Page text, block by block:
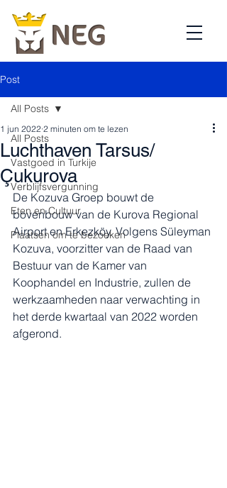
Post
All Posts
Vastgoed in Turkije
Verblijfsvergunning
Eten en Cultuur
Plaatsen om te bezoeken
All Posts
Luchthaven Tarsus/
Çukurova
1 jun 2022 2 minuten om te lezen
De Kozuva Groep bouwt de
bovenbouw van de Kurova Regional
Airport en Erkezköy. Volgens Süleyman
Kozuva, voorzitter van de Raad van
Bestuur van de Kamer van
Koophandel en Industrie, zullen de
werkzaamheden naar verwachting in
het derde kwartaal van 2022 worden
afgerond.